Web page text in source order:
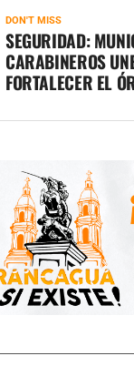
DON'T MISS
SEGURIDAD:
CARABINEROS
FORTALECER EL